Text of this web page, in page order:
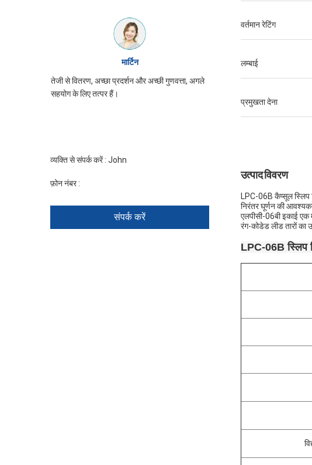
विलियम
JINPAT पर्ची की अंगूठी उपस्थिति अच्छी है, ध्यान से
पैकिंग, सेवा उत्साह, फिर से आने की जरूरत है
तेजी से वितरण, अच्छा
व्यक्ति से संपर्क करें : John
फ़ोन नंबर :
संपर्क करें
वर्तमान रेटिंग
लम्बाई
प्रमुखता देना
उत्पाद विवरण
LPC-06B कैप्सूल स्लिप
निरंतर घूर्णन की
एलपीसी-06बी इकाई
रंग-कोडेड लीड तारों का
LPC-06B स्लिप